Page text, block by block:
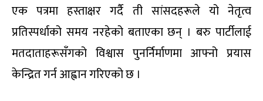
एक पत्रमा हस्ताक्षर गर्दै ती सांसदहरूले यो नेतृत्व
प्रतिस्पर्धाको समय नरहेको बताएका छन् । बरु पार्टीलाई
मतदाताहरूसँगको विश्वास पुनर्निर्माणमा आफ्नो प्रयास
केन्द्रित गर्न आह्वान गरिएको छ ।